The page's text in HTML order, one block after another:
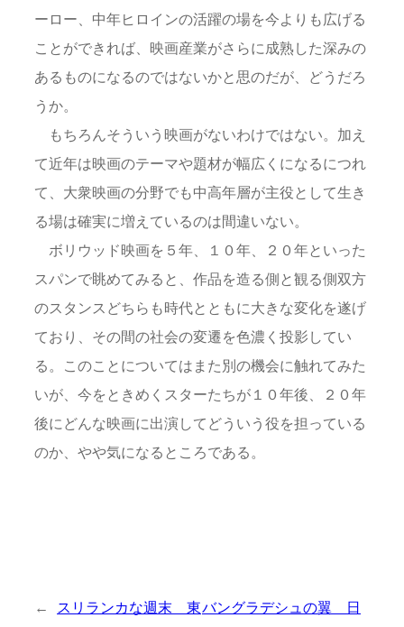
ーロー、中年ヒロインの活躍の場を今よりも広げる
ことができれば、映画産業がさらに成熟した深みの
あるものになるのではないかと思のだが、どうだろ
うか。
もちろんそういう映画がないわけではない。加え
て近年は映画のテーマや題材が幅広くになるにつれ
て、大衆映画の分野でも中高年層が主役として生き
る場は確実に増えているのは間違いない。
ボリウッド映画を５年、１０年、２０年といった
スパンで眺めてみると、作品を造る側と観る側双方
のスタンスどちらも時代とともに大きな変化を遂げ
ており、その間の社会の変遷を色濃く投影してい
る。このことについてはまた別の機会に触れてみた
いが、今をときめくスターたちが１０年後、２０年
後にどんな映画に出演してどういう役を担っている
のか、やや気になるところである。
←
スリランカな週末 東バングラデシュの翼 日